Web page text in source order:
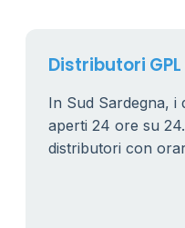
Distributori
In Sud Sardegna, i
aperti 24 ore su
distributori con